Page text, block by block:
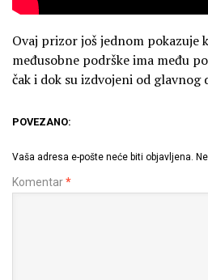
Ovaj prizor još jednom pokazuje
međusobne podrške ima među
čak i dok su izdvojeni od glavnog
POVEZANO:
Vaša adresa e-pošte neće biti objavljena.
Komentar*